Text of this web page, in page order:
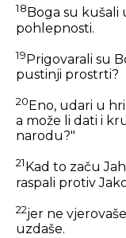
18 Boga su kušali
pohlepnosti.
19Prigovarali su
pustinji prostrti?
20 Eno, udari u
a može li dati i
narodu?"
21 Kad to začu
raspali protiv
22jer ne
uzdaše.